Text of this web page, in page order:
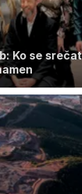
Ko se